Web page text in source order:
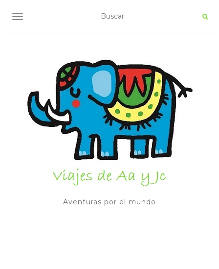
ALTERNAR NAVEGACIÓN
Aventuras por el mundo